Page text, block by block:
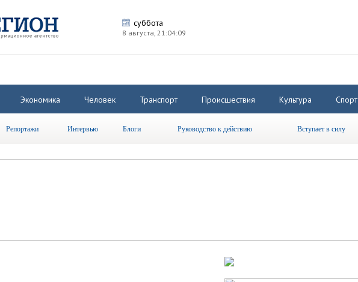
суббота
8 августа, 21:04:10
Экономика Человек Транспорт Происшествия Культура Спорт
Репортажи Интервью Блоги Руководство к действию Вступает в силу